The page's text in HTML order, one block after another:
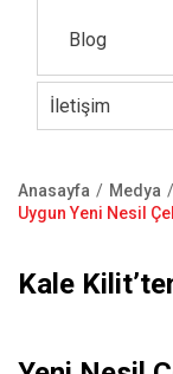
Basın Kiti
Kale Oda
Çelik Kasa
Kale Alarm
Garanti
Blog
İletişim
Bize Ulaşın
Sayfa
Anasayfa Medya
Uygun Yeni Nesil
Kale